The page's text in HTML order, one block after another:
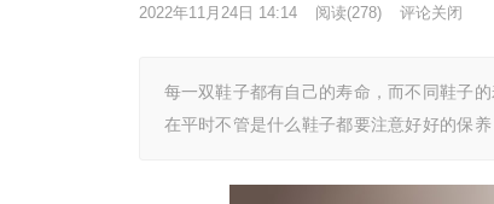
2022年11月24日 14:14 阅读(278) 评论关闭
每一双鞋子都有自己的寿命，而不同鞋子
在平时不管是什么鞋子都要注意好好的保